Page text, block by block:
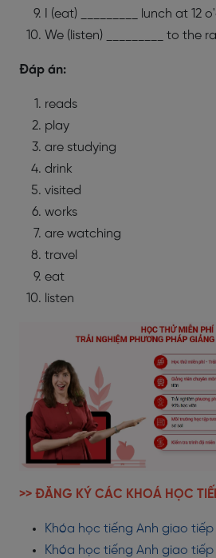
I (eat) _________ lunch at 12
We (listen) _________ to the
Đáp án:
reads
play
are studying
drink
visited
works
are watching
travel
eat
listen
>> ĐĂNG KÝ CÁC KHOÁ HỌC
Khóa học tiếng Anh giao tiếp
Khóa học tiếng Anh giao